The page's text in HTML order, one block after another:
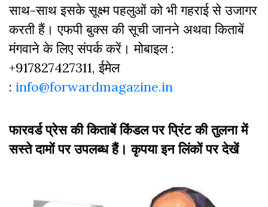
साथ-साथ इसके सूक्ष्म पहलुओं को भी गहराई से उजागर
करती हैं। एफपी बुक्‍स की सूची जानने अथवा किताबें
मंगवाने के लिए संपर्क करें। मोबाइल :
+917827427311, ईमेल
: info@forwardmagazine.in
फारवर्ड प्रेस की किताबें किंडल पर प्रिंट की तुलना में
सस्ते दामों पर उपलब्ध हैं। कृपया इन लिंकों पर देखें